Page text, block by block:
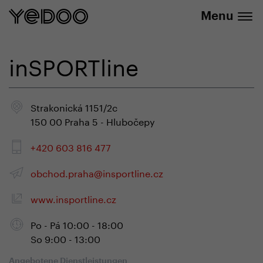
Menu
inSPORTline
Strakonická 1151/2c
150 00 Praha 5 - Hlubočepy
+420 603 816 477
obchod.praha@insportline.cz
www.insportline.cz
Po - Pá 10:00 - 18:00
So 9:00 - 13:00
Angebotene Dienstleistungen